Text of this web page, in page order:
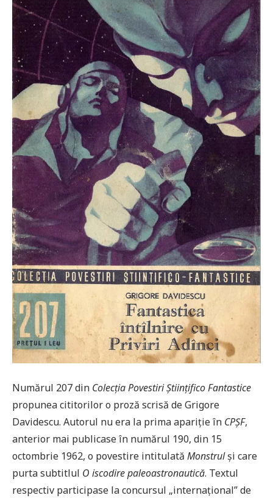
Numărul 207 din Colecția Povestiri Științifico Fantastice
propunea cititorilor o proză scrisă de Grigore
Davidescu. Autorul nu era la prima apariție în CPȘF,
anterior mai publicase în numărul 190, din 15
octombrie 1962, o povestire intitulată Monstrulși care
purta subtitlul O iscodire paleoastronautică. Textul
respectiv participase la concursul „internațional” de